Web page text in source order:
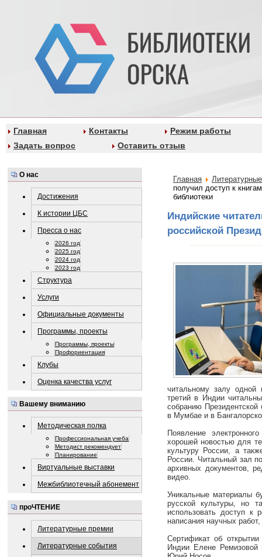
Главная Контакты
Режим работы
Задать вопрос
Оставить отзыв
О нас
Достижения
К истории ЦБС
Пресса о нас
2026 год
2025 год
2024 год
2023 год
Структура
Услуги
Официальные документы
Программы, проекты
Программы, проекты
Профориентация
Клубы
Оценка качества услуг
Вашему вниманию
Методическая полка
Профессиональная учеба
Методист рекомендует
Планирование
Виртуальные выставки
Межбиблиотечный абонемент
проЧТЕНИЕ
Литературные премии
Литературные события
Главная
получил доступ к
библиотеки
Индийские
российской
читальному залу одной
третий в Индии
собранию
в Мумбае и в
Появление
хорошей новостью для
культуру России, а
России. Читальный зал
архивных документов,
видео.
Уникальные материалы
русской культуры, но
использовать доступ к
написания научных
Сертификат об
Индии Елене Ремизовой